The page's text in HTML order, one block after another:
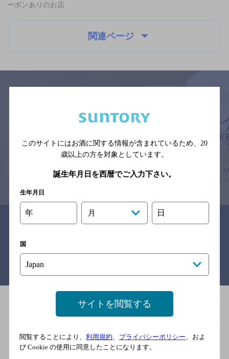
ーポンありのお店
関連ページ
サイトマップ ご意見・ご感想 利用規約
予告なしに変更されることがありますので、
念のためお店にご確認の上ご来店くださいますようお願い申し上げま
す。
情報提供：ぐるなび
関連リンク
商品TOP
知る・楽しむ
このサイトにはお酒に関する情報が含まれているため、 20
歳以上の方を対象としています。
誕生年月日を西暦でご入力下さい。
生年月日
年 月 日
国
サイトを閲覧する
閲覧することにより、 利用規約 プライバシーポリシー 、およ
び Cookie の使用に同意したことになります。